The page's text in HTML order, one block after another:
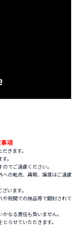
項
きます。
。
でご遠慮ください。
への転売、再販、譲渡はご遠慮
います。
や税関での検品等で開封されて
なる責任も負いません。
らせていただきます。